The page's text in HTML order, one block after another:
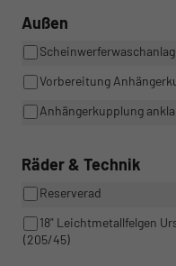
Außen
Vorbereitung
Anhängerkupplung
Räder & Technik
Reserverad
18" Leichtmetallfelgen
(205/45)